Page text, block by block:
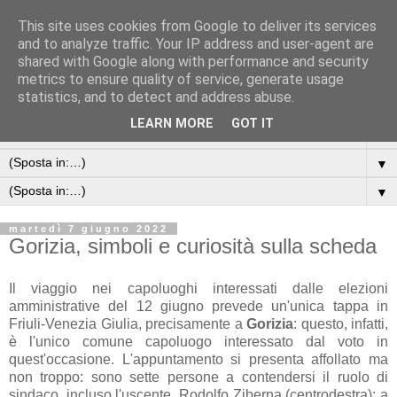
▼
▼
martedì 7 giugno 2022
Gorizia, simboli e curiosità sulla scheda
Il viaggio nei capoluoghi interessati dalle elezioni
amministrative del 12 giugno prevede un'unica tappa in
Friuli-Venezia Giulia, precisamente a Gorizia: questo, infatti,
è l'unico comune capoluogo interessato dal voto in
quest'occasione. L'appuntamento si presenta affollato ma
non troppo: sono sette persone a contendersi il ruolo di
This site uses cookies from Google to deliver its services
and to analyze traffic. Your IP address and user-agent are
shared with Google along with performance and security
metrics to ensure quality of service, generate usage
statistics, and to detect and address abuse.
LEARN MORE GOT IT